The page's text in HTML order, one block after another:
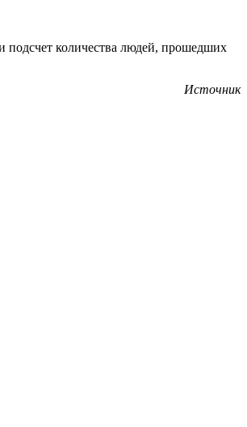
подсчет количества людей, прошедших
Источник